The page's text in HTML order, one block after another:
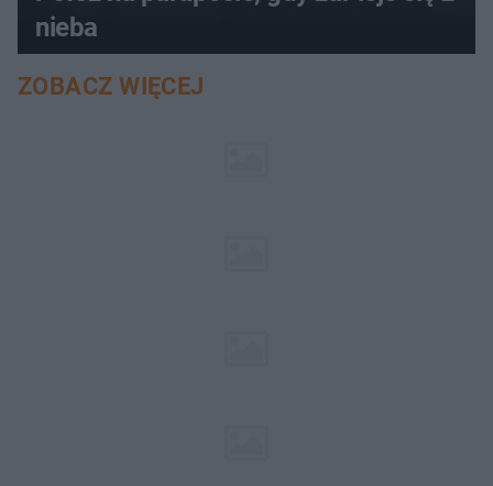
nieba
ZOBACZ WIĘCEJ